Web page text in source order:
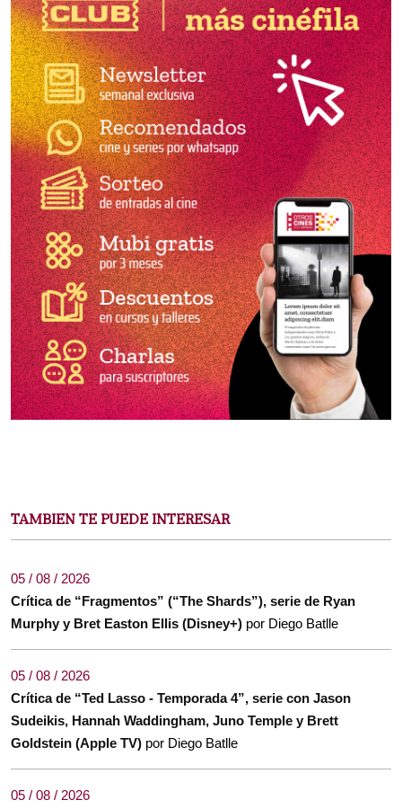
TAMBIEN TE PUEDE INTERESAR
05 / 08 / 2026
Crítica de “Fragmentos” (“The Shards”), serie de Ryan
Murphy y Bret Easton Ellis (Disney+) por Diego Batlle
05 / 08 / 2026
Crítica de “Ted Lasso - Temporada 4”, serie con Jason
Sudeikis, Hannah Waddingham, Juno Temple y Brett
Goldstein (Apple TV) por Diego Batlle
05 / 08 / 2026